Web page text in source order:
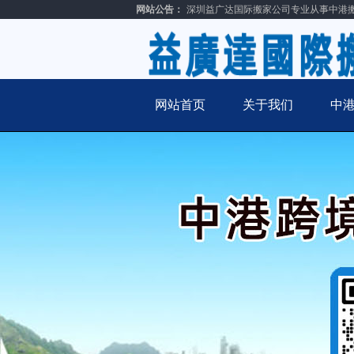
网站公告： 深圳益广达国际搬家公司专业从事中港
网站首页 关于我们 中